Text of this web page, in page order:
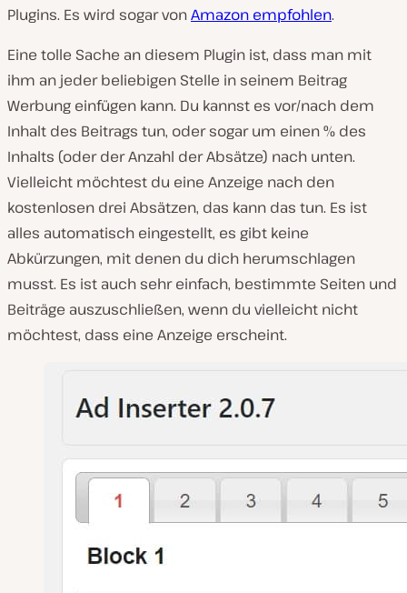
Plugins. Es wird sogar vonAmazon empfohlen.
Eine tolle Sache an diesem Plugin ist, dass man mit
ihm an jeder beliebigen Stelle in seinem Beitrag
Werbung einfügen kann. Du kannst es vor/nach dem
Inhalt des Beitrags tun, oder sogar um einen % des
Inhalts (oder der Anzahl der Absätze) nach unten.
Vielleicht möchtest du eine Anzeige nach den
kostenlosen drei Absätzen, das kann das tun. Es ist
alles automatisch eingestellt, es gibt keine
Abkürzungen, mit denen du dich herumschlagen
musst. Es ist auch sehr einfach, bestimmte Seiten und
Beiträge auszuschließen, wenn du vielleicht nicht
möchtest, dass eine Anzeige erscheint.